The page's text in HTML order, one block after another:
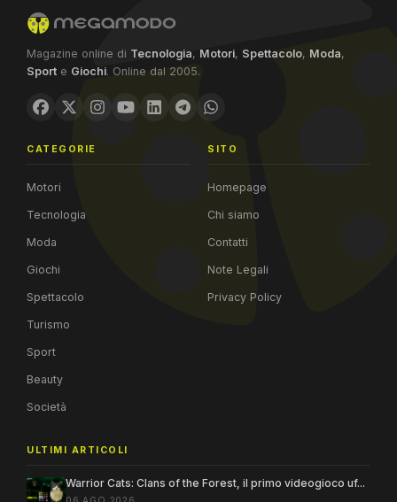
Magazine online di Tecnologia, Motori, Spettacolo, Moda,
Sport e Giochi. Online dal 2005.
CATEGORIE
Motori
Tecnologia
Moda
Giochi
Spettacolo
Turismo
Sport
Beauty
Società
SITO
Homepage
Chi siamo
Contatti
Note Legali
Privacy Policy
ULTIMI ARTICOLI
Warrior Cats: Clans of the Forest, il primo videogioco uf...